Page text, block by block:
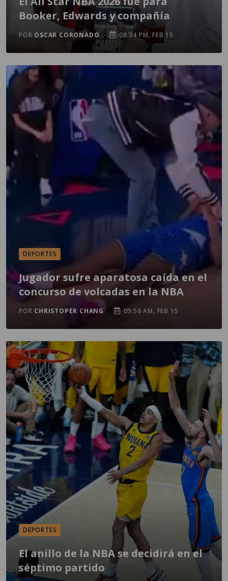
Booker, Edwards y compañía
POR OSCAR CORONADO 08:34 PM, FEB 15
DEPORTES
Jugador sufre aparatosa caída en el
concurso de volcadas en la NBA
POR CHRISTOPER CHANG 09:56 AM, FEB 15
DEPORTES
El anillo de la NBA se decidirá en el
séptimo partido